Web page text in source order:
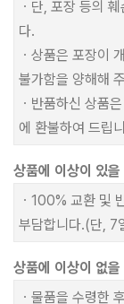
ㆍ단, 포장 등의
다.
ㆍ상품은 포장이
불가함을 양해해
ㆍ반품하신 상품
에 환불하여 드립
상품에 이상이 있을
ㆍ100% 교환 및
부담합니다.(단, 7
상품에 이상이 없을
ㆍ물품을 수령한